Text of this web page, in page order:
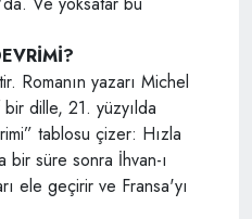
Romanın yazarı Michel
dille, 21. yüzyılda
tablosu çizer: Hızla
bir süre sonra İhvan-ı
ele geçirir ve Fransa'yı